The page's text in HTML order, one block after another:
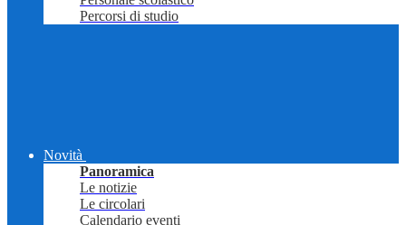
Percorsi di studio
Novità
Panoramica
Le notizie
Le circolari
Calendario eventi